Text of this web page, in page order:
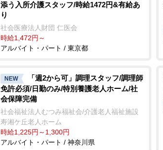
添う入所介護スタッフ/時給1472円&有給あ
り
社会医療法人財団 仁医会
時給1,472円～
アルバイト・パート / 東京都
NEW
「週2から可」調理スタッフ/調理師
免許必須/日勤のみ/特別養護老人ホーム/社
会保障完備
社会福祉法人むつみ福祉会/介護老人福祉施設
寿湘ケ丘老人ホーム
時給1,225円～1,300円
アルバイト・パート / 神奈川県